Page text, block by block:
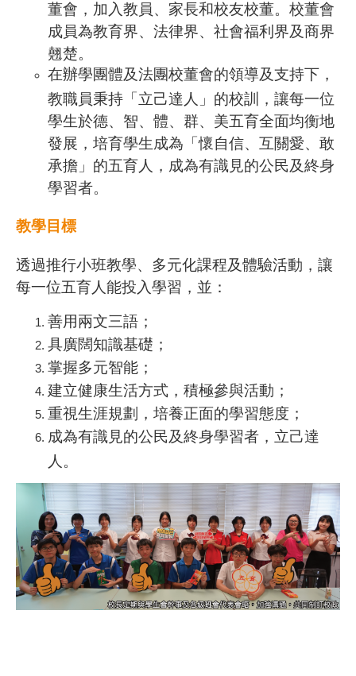
董會，加入教員、家長和校友校董。校董會
成員為教育界、法律界、社會福利界及商界
翹楚。
在辦學團體及法團校董會的領導及支持下，
教職員秉持「立己達人」的校訓，讓每一位
學生於德、智、體、群、美五育全面均衡地
發展，培育學生成為「懷自信、互關愛、敢
承擔」的五育人，成為有識見的公民及終身
學習者。
教學目標
透過推行小班教學、多元化課程及體驗活動，讓
每一位五育人能投入學習，並：
善用兩文三語；
具廣闊知識基礎；
掌握多元智能；
建立健康生活方式，積極參與活動；
重視生涯規劃，培養正面的學習態度；
成為有識見的公民及終身學習者，立己達
人。